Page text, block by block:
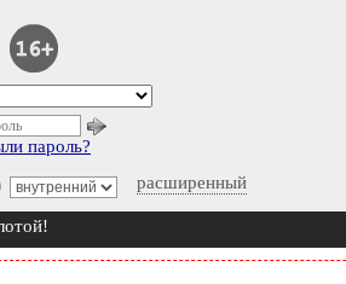
расширенный
пароль?